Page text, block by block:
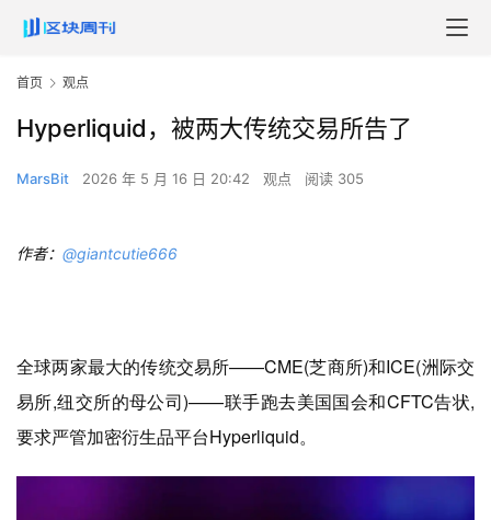
首页 观点
Hyperliquid，被两大传统交易所告了
MarsBit 2026 年 5 月 16 日 20:42 观点 阅读 305
作者： @giantcutie666
全球两家最大的传统交易所——CME(芝商所)和ICE(洲际交
易所,纽交所的母公司)——联手跑去美国国会和CFTC告状,
要求严管加密衍生品平台Hyperliquid。